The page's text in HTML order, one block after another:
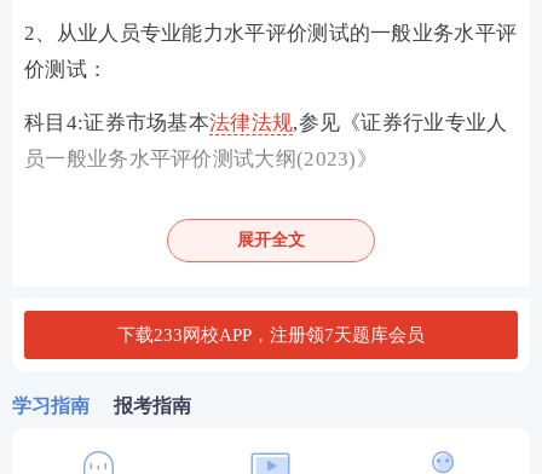
2、从业人员专业能力水平评价测试的一般业务水平评
价测试：
科目4:证券市场基本法律法规,参见《证券行业专业人
员一般业务水平评价测试大纲(2023)》
般业务水平评价测试大纲(2023)》
费领
2024年1月证券从业水平评价测试场次安排
展开全文
下载233网校APP，注册领7天题库会员
学习指南 报考指南